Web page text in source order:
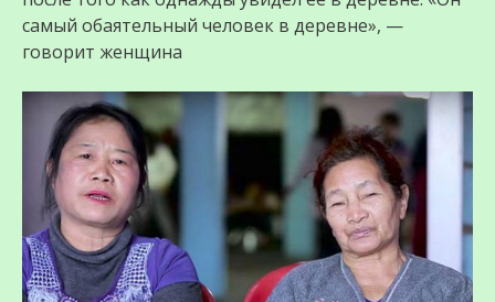
самый обаятельный человек в деревне», —
говорит женщина